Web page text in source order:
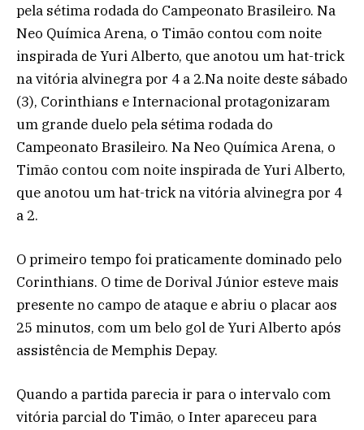
pela sétima rodada do Campeonato Brasileiro. Na
Neo Química Arena, o Timão contou com noite
inspirada de Yuri Alberto, que anotou um hat-trick
na vitória alvinegra por 4 a 2.Na noite deste sábado
(3), Corinthians e Internacional protagonizaram
um grande duelo pela sétima rodada do
Campeonato Brasileiro. Na Neo Química Arena, o
Timão contou com noite inspirada de Yuri Alberto,
que anotou um hat-trick na vitória alvinegra por 4
a 2.
O primeiro tempo foi praticamente dominado pelo
Corinthians. O time de Dorival Júnior esteve mais
presente no campo de ataque e abriu o placar aos
25 minutos, com um belo gol de Yuri Alberto após
assistência de Memphis Depay.
Quando a partida parecia ir para o intervalo com
vitória parcial do Timão, o Inter apareceu para